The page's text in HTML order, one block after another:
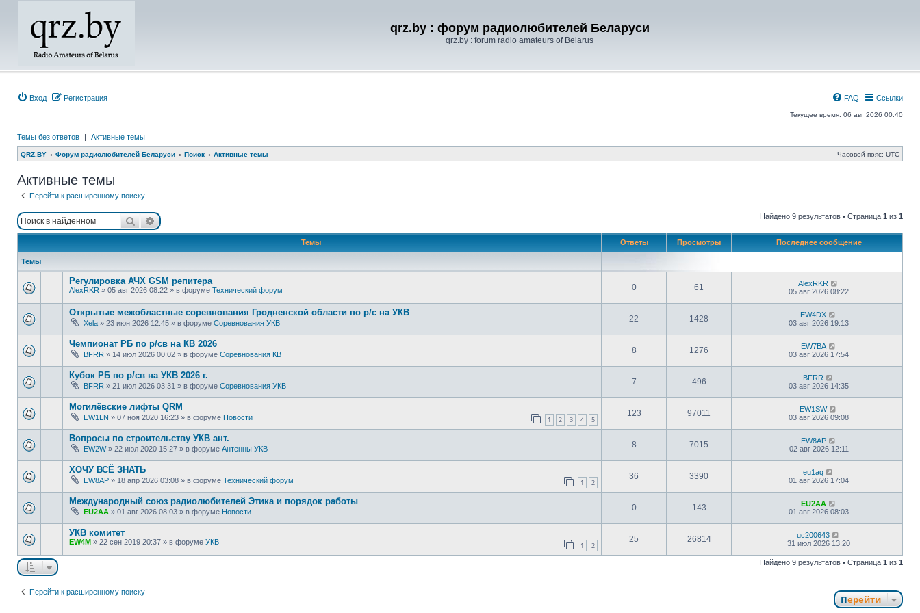
qrz.by : форум радиолюбителей Беларуси
qrz.by : forum radio amateurs of Belarus
Вход Регистрация Ссылки
FAQ
Текущее время: 06 авг 2026 00:40
Темы без ответов | Активные темы
QRZ.BY Форум радиолюбителей Беларуси Поиск Активные темы Часовой пояс: UTC
Активные темы
Перейти к расширенному поиску
ПоискРасширенный поиск Найдено 9 результатов • Страница 1 из 1
Темы Ответы Просмотры Последнее сообщение
Темы
Регулировка АЧХ GSM репитера
AlexRKR » 05 авг 2026 08:22 » в форуме Технический форум 0 61
AlexRKR
05 авг 2026 08:22
Открытые межобластные соревнования Гродненской области по р/с на УКВ
Xela » 23 июн 2026 12:45 » в форуме Соревнования УКВ 22 1428
EW4DX
03 авг 2026 19:13
Чемпионат РБ по р/св на КВ 2026
BFRR » 14 июл 2026 00:02 » в форуме Соревнования КВ 8 1276
EW7BA
03 авг 2026 17:54
Кубок РБ по р/св на УКВ 2026 г.
BFRR » 21 июл 2026 03:31 » в форуме Соревнования УКВ 7 496
BFRR
03 авг 2026 14:35
Могилёвские лифты QRM
EW1LN » 07 ноя 2020 16:23 » в форуме Новости 1 2 3 4 5
123 97011
EW1SW
03 авг 2026 09:08
Вопросы по строительству УКВ ант.
EW2W» 22 июл 2020 15:27 » в форуме Антенны УКВ 8 7015
EW8AP
02 авг 2026 12:11
ХОЧУ ВСЁ ЗНАТЬ
EW8AP » 18 апр 2026 03:08 » в форуме Технический форум 1 2
36 3390
eu1aq
01 авг 2026 17:04
Международный союз радиолюбителей Этика и порядок работы
EU2AA » 01 авг 2026 08:03 » в форуме Новости 0 143
EU2AA
01 авг 2026 08:03
УКВ комитет
EW4M » 22 сен 2019 20:37 » в форуме УКВ 1 2
25 26814
uc200643
31 июл 2026 13:20
Найдено 9 результатов • Страница 1 из 1
Перейти к расширенному поиску
Перейти